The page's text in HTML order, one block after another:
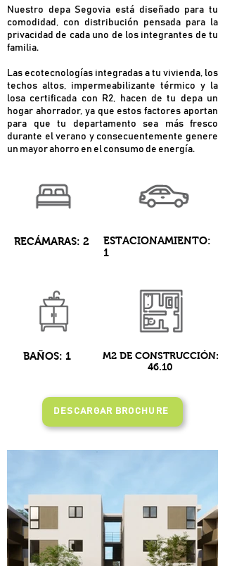
Nuestro depa Segovia está diseñado para tu
comodidad, con distribución pensada para la
privacidad de cada uno de los integrantes de tu
familia.
Las ecotecnologías integradas a tu vivienda, los
techos altos, impermeabilizante térmico y la
losa certificada con R2, hacen de tu depa un
hogar ahorrador, ya que estos factores aportan
para que tu departamento sea más fresco
durante el verano y consecuentemente genere
un mayor ahorro en el consumo de energía.
RECÁMARAS: 2
ESTACIONAMIENTO:
1
BAÑOS: 1
M2 DE CONSTRUCCIÓN:
46.10
DESCARGAR BROCHURE